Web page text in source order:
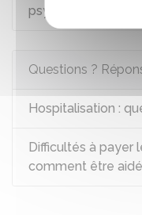
psychiatriques
Questions ?
Hospitalisation :
Difficultés à payer
comment être